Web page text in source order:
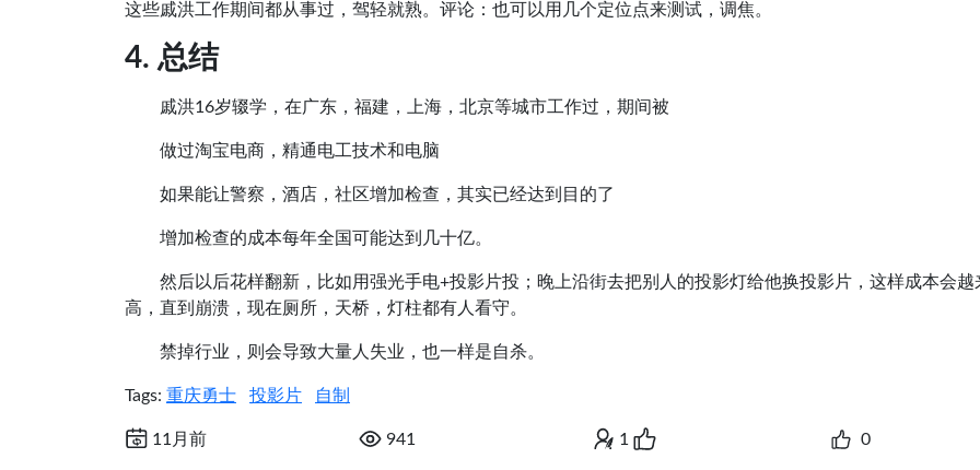
这些戚洪工作期间都从事过，驾轻就熟。评论：也可以用几个定位点来测试，调焦。
4. 总结
戚洪16岁辍学，在广东，福建，上海，北京等城市工作过，期间被
做过淘宝电商，精通电工技术和电脑
如果能让警察，酒店，社区增加检查，其实已经达到目的了
增加检查的成本每年全国可能达到几十亿。
然后以后花样翻新，比如用强光手电+投影片投；晚上沿街去把别人的投影灯给他换投影片，这样成本会越
高，直到崩溃，现在厕所，天桥，灯柱都有人看守。
禁掉行业，则会导致大量人失业，也一样是自杀。
Tags: 重庆勇士 投影片 自制
11月前 941 1 0